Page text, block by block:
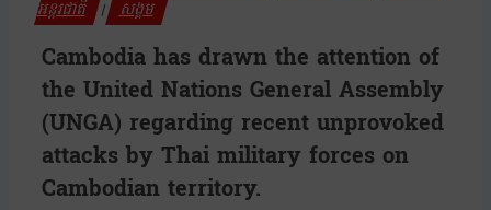
អន្តរជាតិ | សង្គម
Cambodia has drawn the attention of
the United Nations General Assembly
(UNGA) regarding recent unprovoked
attacks by Thai military forces on
Cambodian territory.